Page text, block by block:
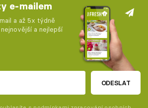
e-mailem
a až 5x týdně
a nejlepší
ODESLAT